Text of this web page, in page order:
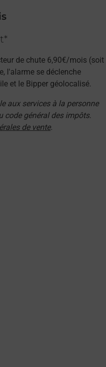
de chute 6,90€/mois (soit
l'alarme se déclenche
et le Bipper géolocalisé.
aux services à la personne
code général des impôts.
de vente.